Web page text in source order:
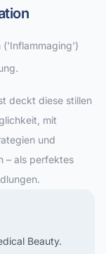
('Inflammaging')
deckt diese stillen
mit
und
– als perfektes
Beauty.